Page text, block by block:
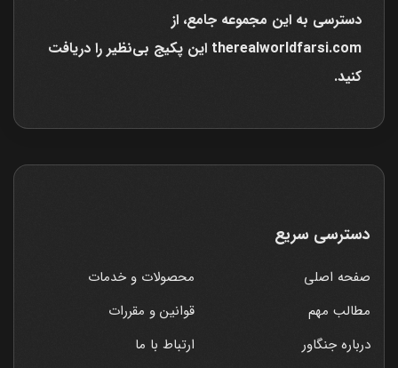
دسترسی به این مجموعه جامع، از
therealworldfarsi.com این پکیج بی‌نظیر را دریافت
کنید.
دسترسی سریع
صفحه اصلی
محصولات و خدمات
مطالب مهم
قوانین و مقررات
درباره جنگاور
ارتباط با ما